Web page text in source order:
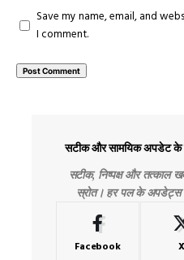
Save my name, email, and
I comment.
सटीक और सामयिक अपडेट के
सटीक, निष्पक्ष और तत्काल
स्रोत। हर पल के
Facebook X